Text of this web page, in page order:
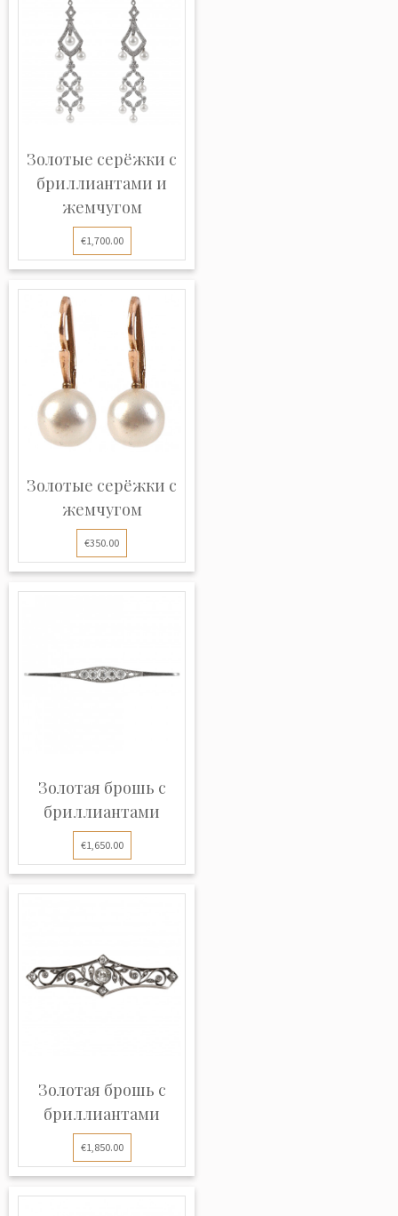
Золотые серёжки с
бриллиантами и
жемчугом
€1,700.00
Золотые серёжки с
жемчугом
€350.00
Золотая брошь с
бриллиантами
€1,650.00
Золотая брошь с
бриллиантами
€1,850.00